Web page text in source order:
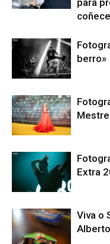
berro»
Extra
Viva o